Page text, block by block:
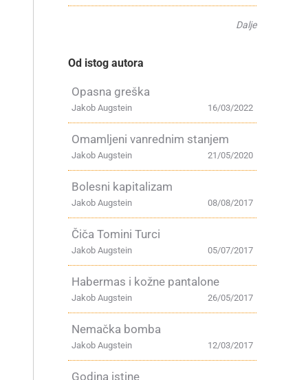
Dalje
Od istog autora
Opasna greška
16/03/2022
Jakob Augstein
Omamljeni vanrednim stanjem
21/05/2020
Jakob Augstein
Bolesni kapitalizam
08/08/2017
Jakob Augstein
Čiča Tomini Turci
05/07/2017
Jakob Augstein
Habermas i kožne pantalone
26/05/2017
Jakob Augstein
Nemačka bomba
12/03/2017
Jakob Augstein
Godina istine